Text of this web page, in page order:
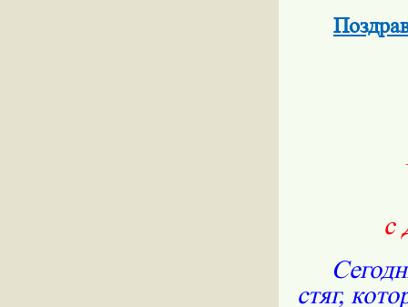
с
стяг,